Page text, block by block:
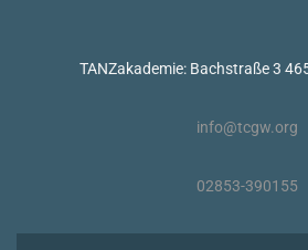
TANZakademie: Bachstraße 3
info@tcgw.org
02853-390155